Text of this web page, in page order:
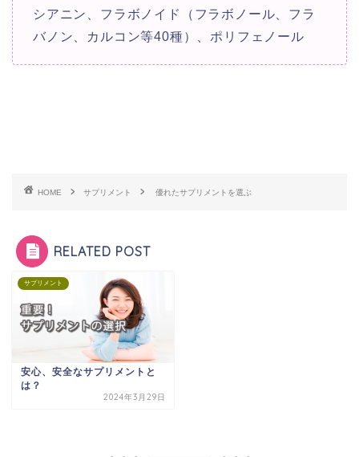
シアニン、フラボノイド（フラボノール、フラ
バノン、カルコン等40種）、ポリフェノール
HOME サプリメント 優れたサプリメントを選ぶ
RELATED POST
サプリメント
安心、安全なサプリメントと
は？
2024年3月29日